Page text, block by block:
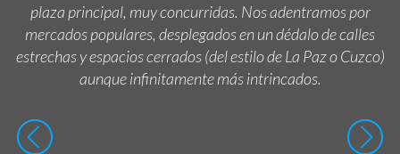
plaza principal, muy concurridas. Nos adentramos por
mercados populares, desplegados en un dédalo de calles
estrechas y espacios cerrados (del estilo de La Paz o Cuzco)
aunque infinitamente más intrincados.